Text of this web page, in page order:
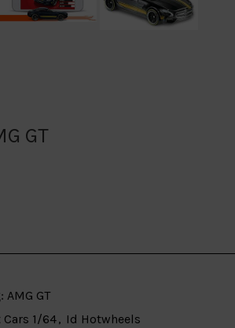
GT
AMG GT
Cars 1/64, Id Hotwheels